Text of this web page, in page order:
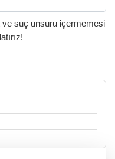
ve suç unsuru içermemesi